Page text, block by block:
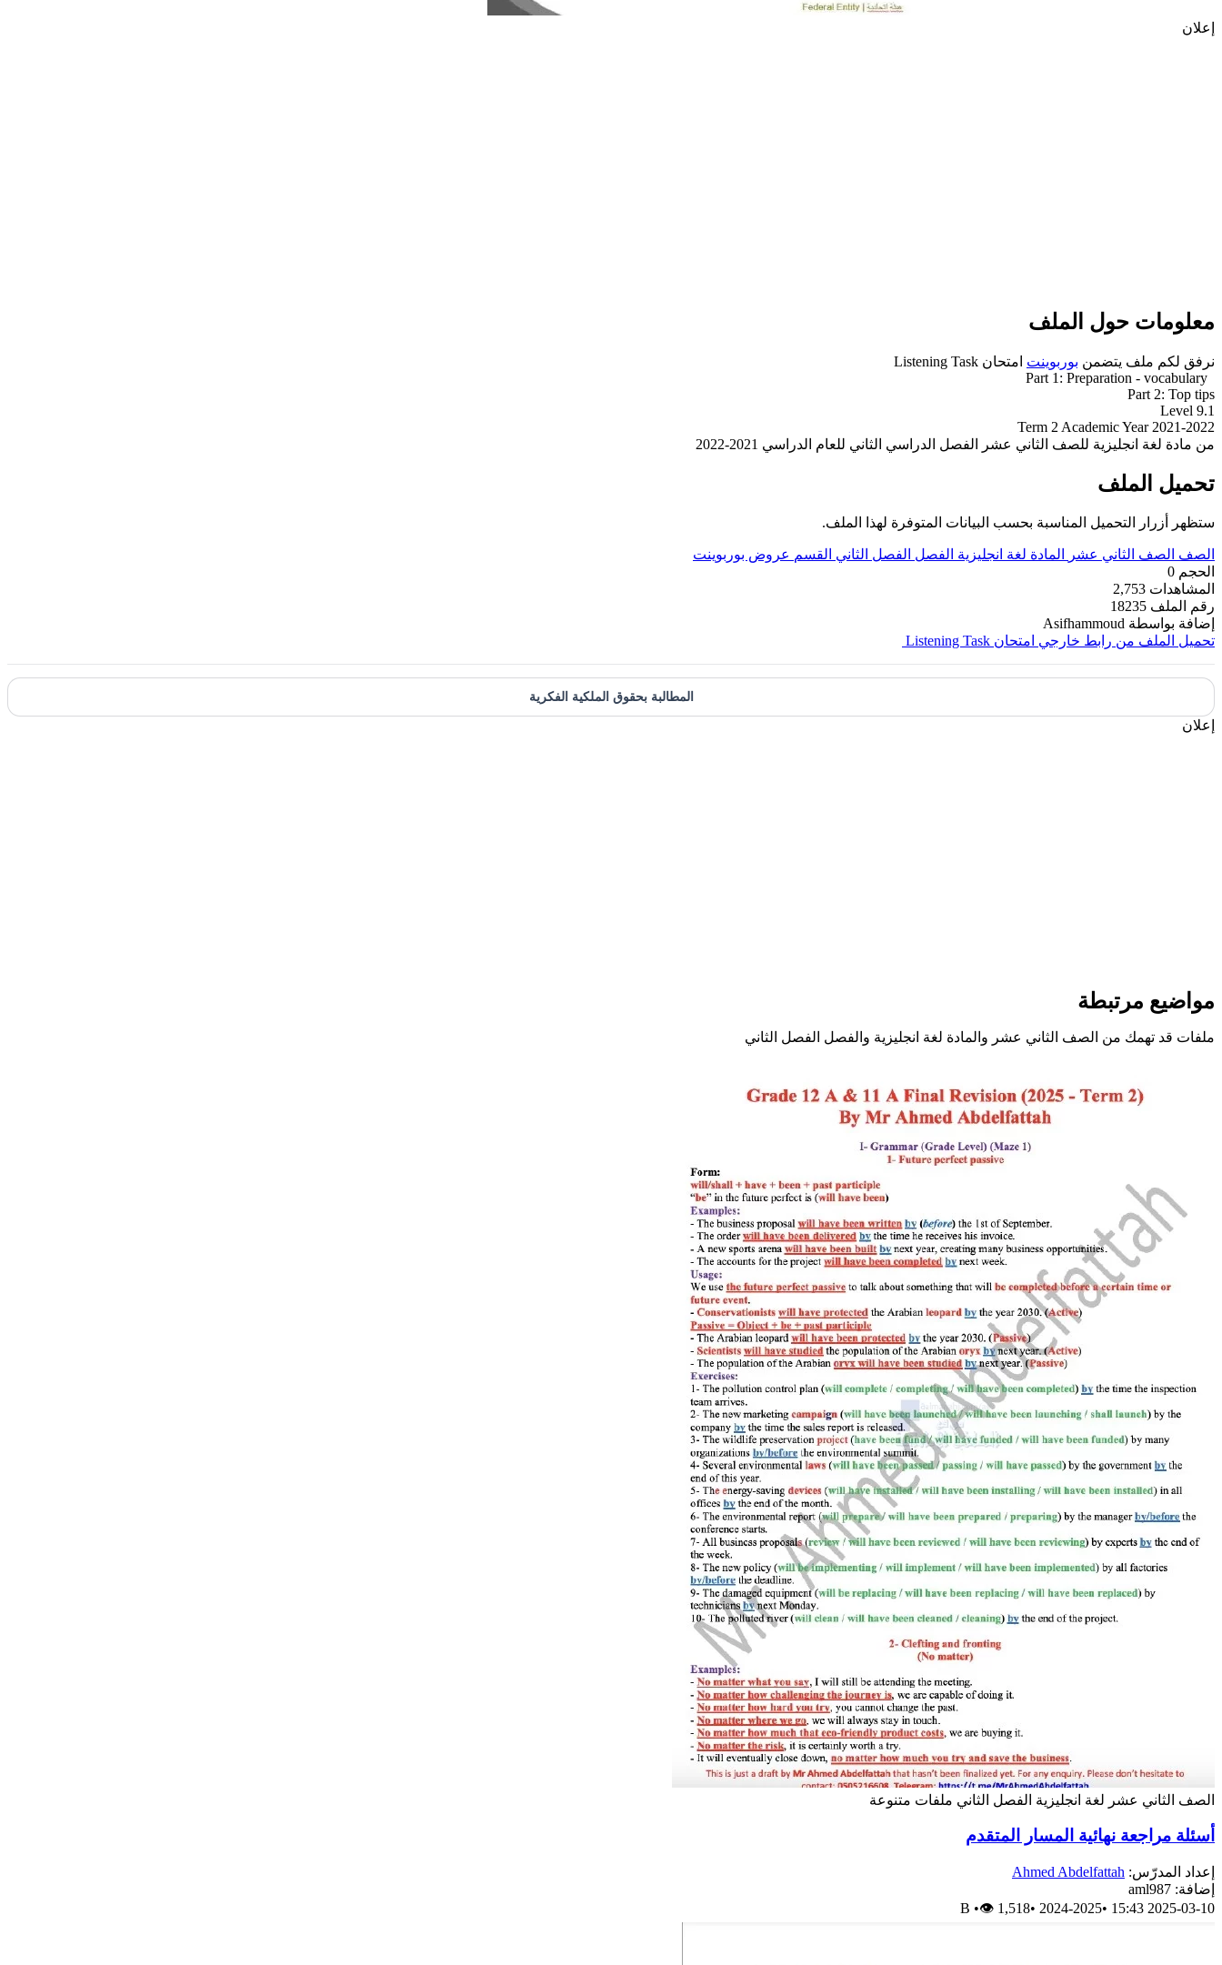
إعلان
معلومات حول الملف
نرفق لكم ملف يتضمن بوربوينت امتحان Listening Task
Part 2: Top tips
Level 9.1
Term 2 Academic Year 2021-2022
من مادة لغة انجليزية للصف الثاني عشر الفصل الدراسي الثاني للعام الدراسي 2021-2022
تحميل الملف
ستظهر أزرار التحميل المناسبة بحسب البيانات المتوفرة لهذا الملف.
الصف الصف الثاني عشر المادة لغة انجليزية الفصل الفصل الثاني القسم عروض بوربوينت
الحجم 0
المشاهدات 2,753
رقم الملف 18235
إضافة بواسطة Asifhammoud
تحميل الملف من رابط خارجي امتحان Listening Task
المطالبة بحقوق الملكية الفكرية
إعلان
مواضيع مرتبطة
ملفات قد تهمك من الصف الثاني عشر والمادة لغة انجليزية والفصل الفصل الثاني
الصف الثاني عشر لغة انجليزية الفصل الثاني ملفات متنوعة
أسئلة مراجعة نهائية المسار المتقدم
إعداد المدرّس: Ahmed Abdelfattah
إضافة: aml987
2025-03-10 15:43
•
2024-2025
•
B •👁 1,518